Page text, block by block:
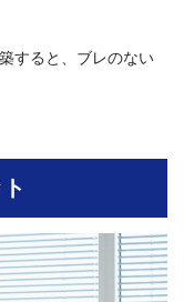
すると、ブレのない